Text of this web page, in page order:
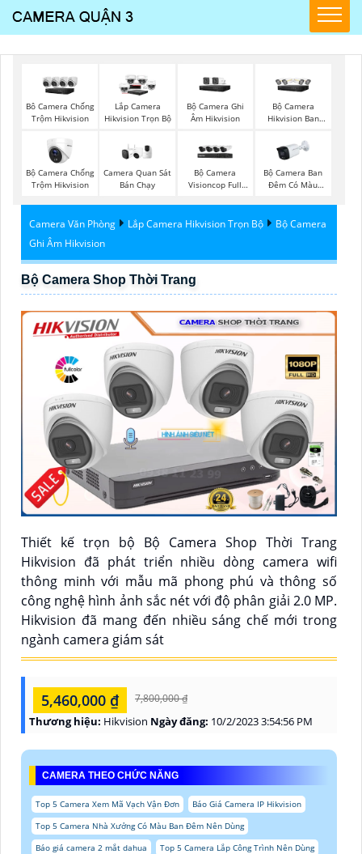
Bô Camera Chống
Trộm Hikvision
Lắp Camera
Hikvision Trọn Bộ
Bộ Camera Ghi
Âm Hikvision
Bộ Camera
Hikvision Ban
Bộ Camera Chống
Trộm Hikvision
Camera Quan Sát
Bán Chạy
Bộ Camera
Visioncop Full
Bộ Camera Ban
Đêm Có Màu
Camera Văn Phòng Lắp Camera Hikvision Trọn Bộ
Bộ Camera
Ghi Âm Hikvision
Bộ Camera Shop Thời Trang
Thiết kế trọn bộ Bộ Camera Shop Thời Trang
Hikvision đã phát triển nhiều dòng camera wifi
thông minh với mẫu mã phong phú và thông số
công nghệ hình ảnh sắc nét với độ phân giải 2.0 MP.
Hikvision đã mang đến nhiều sáng chế mới trong
ngành camera giám sát
5,460,000 ₫ 7,800,000 ₫
Thương hiệu: Hikvision Ngày đăng: 10/2/2023 3:54:56 PM
CAMERA THEO CHỨC NĂNG
Top 5 Camera Xem Mã Vạch Vận Đơn
Báo Giá Camera IP Hikvision
Top 5 Camera Nhà Xưởng Có Màu Ban Đêm Nên Dùng
Báo giá camera 2 mắt dahua
Top 5 Camera Lắp Công Trình Nên Dùng